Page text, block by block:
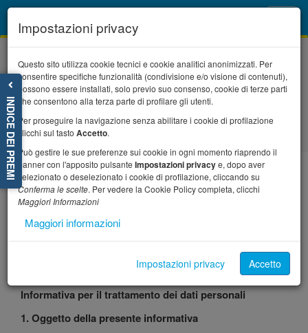
Home Privacy
Privacy
Post
Stampa
Informativa per il trattamento dei dati personali
1. Oggetto della presente informativa
INDICE DEI PREMI
Impostazioni privacy
Questo sito utilizza cookie tecnici e cookie analitici anonimizzati. Per
consentire specifiche funzionalità (condivisione e/o visione di contenuti),
possono essere installati, solo previo suo consenso, cookie di terze parti
che consentono alla terza parte di profilare gli utenti.
Per proseguire la navigazione senza abilitare i cookie di profilazione
clicchi sul tasto Accetto.
Può gestire le sue preferenze sui cookie in ogni momento riaprendo il
banner con l'apposito pulsante Impostazioni privacye, dopo aver
selezionato o deselezionato i cookie di profilazione, cliccando su
Conferma le scelte. Per vedere la Cookie Policy completa, clicchi
Maggiori Informazioni
Maggiori informazioni
Impostazioni privacy Accetto